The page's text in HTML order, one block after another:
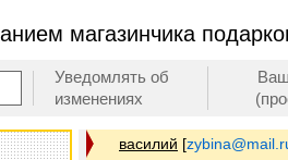
магазинчика
Уведомлять об
изменениях
василий [